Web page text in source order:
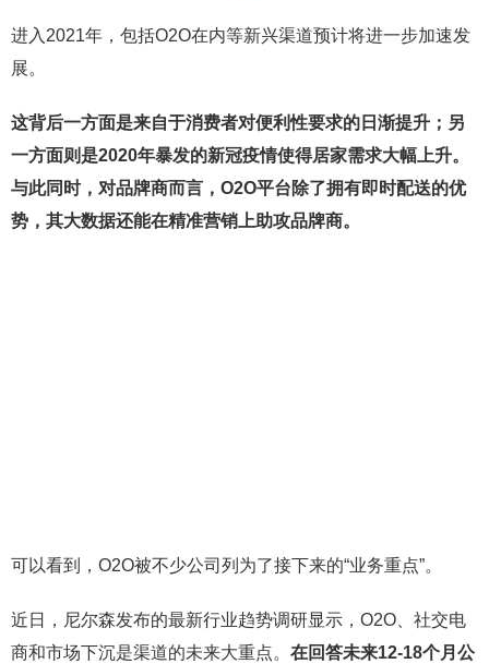
进入2021年，包括O2O在内等新兴渠道预计将进一步加速发
展。
这背后一方面是来自于消费者对便利性要求的日渐提升；另
一方面则是2020年暴发的新冠疫情使得居家需求大幅上升。
与此同时，对品牌商而言，O2O平台除了拥有即时配送的优
势，其大数据还能在精准营销上助攻品牌商。
可以看到，O2O被不少公司列为了接下来的“业务重点”。
近日，尼尔森发布的最新行业趋势调研显示，O2O、社交电
商和市场下沉是渠道的未来大重点。 在回答未来12-18个月公